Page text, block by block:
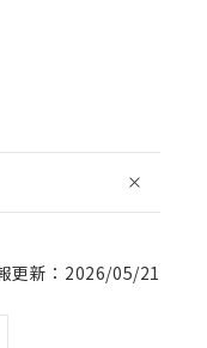
更新：2026/05/21